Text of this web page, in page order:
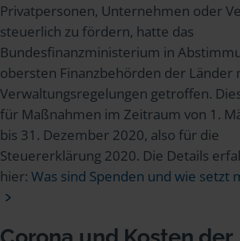
Privatpersonen, Unternehmen oder
steuerlich zu fördern, hatte das
Bundesfinanzministerium in
obersten Finanzbehörden der Länder
Verwaltungsregelungen getroffen.
für Maßnahmen im Zeitraum von 1.
bis 31. Dezember 2020, also für die
Steuererklärung 2020. Die Details
hier: Was sind Spenden und wie setzt